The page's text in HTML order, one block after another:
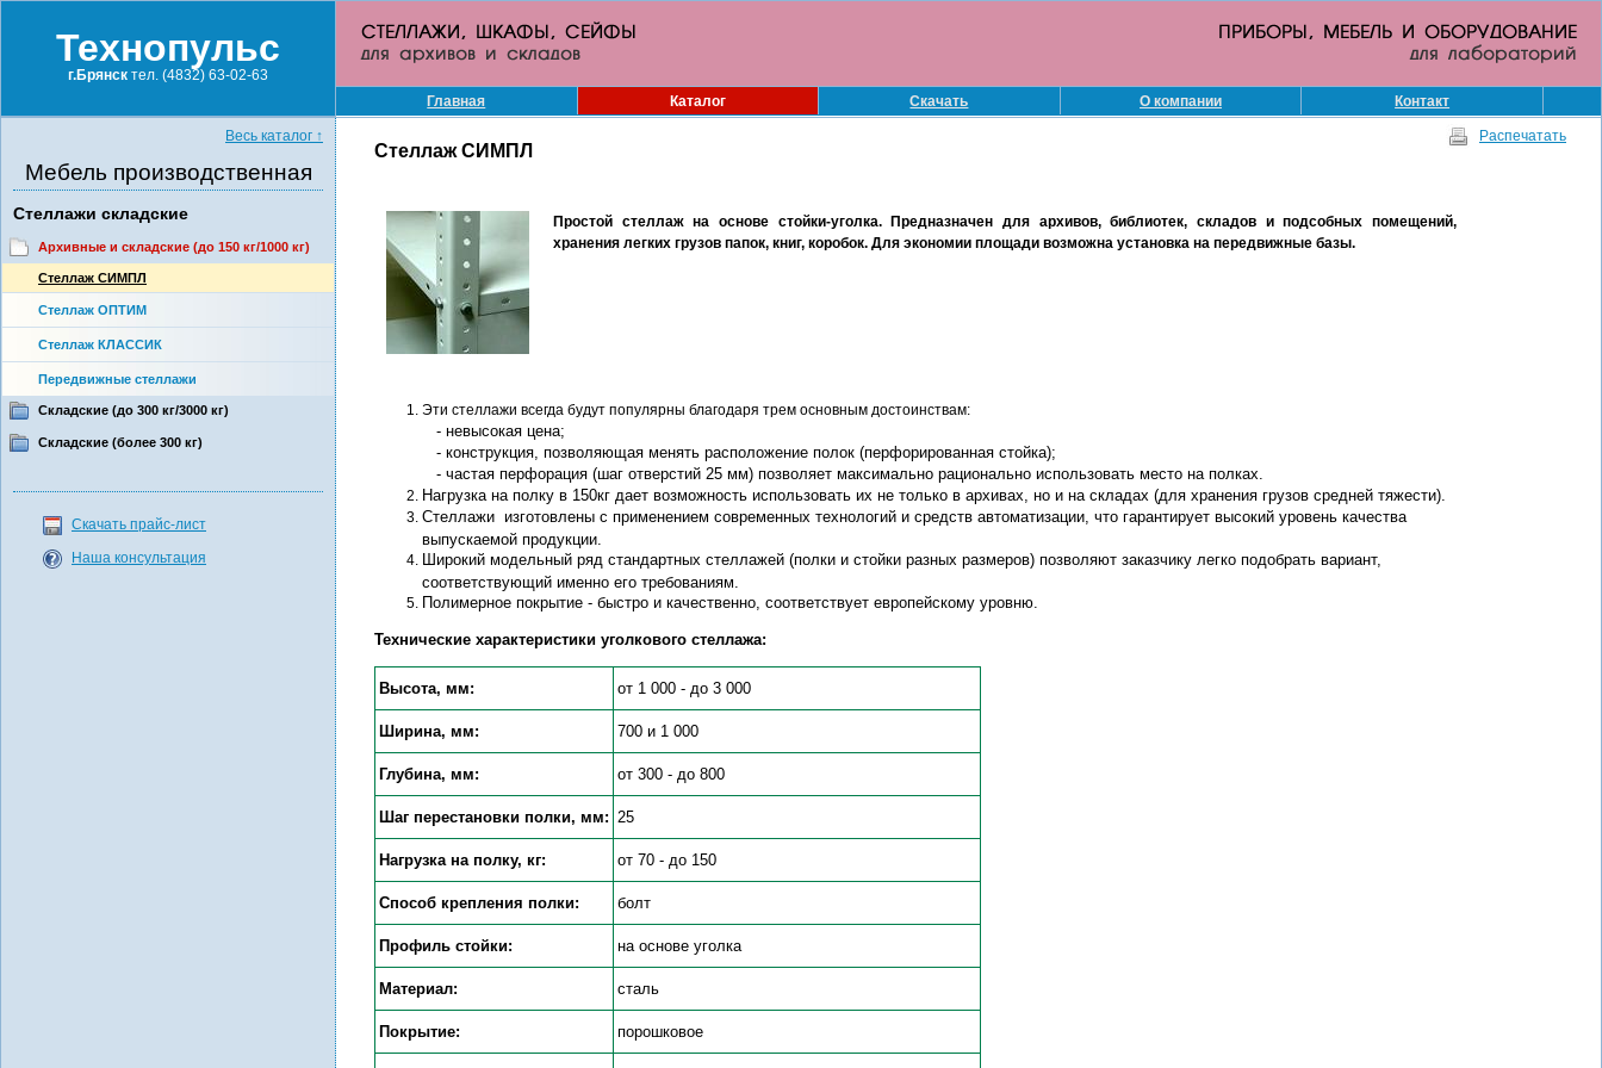
Технопульс
г.Брянск тел. (4832) 63-02-63
Главная
Каталог Скачать О компании Контакт
Весь каталог ↑
Мебель производственная
Стеллажи складские
Архивные и складские (до 150 кг/1000 кг)
Cтеллаж СИМПЛ
Стеллаж ОПТИМ
Стеллаж КЛАССИК
Передвижные стеллажи
Складские (до 300 кг/3000 кг)
Складские (более 300 кг)
Скачать прайс-лист
Наша консультация
Cтеллаж СИМПЛ
Распечатать
Простой стеллаж на основе стойки-уголка. Предназначен для архивов, библиотек, складов и подсобных помещений,
хранения легких грузов папок, книг, коробок. Для экономии площади возможна установка на передвижные базы.
Эти стеллажи всегда будут популярны благодаря трем основным достоинствам:
- невысокая цена;
- конструкция, позволяющая менять расположение полок (перфорированная стойка);
- частая перфорация (шаг отверстий 25 мм) позволяет максимально рационально использовать место на полках.
Нагрузка на полку в 150кг дает возможность использовать их не только в архивах, но и на складах (для хранения грузов средней тяжести).
Стеллажи изготовлены с применением современных технологий и средств автоматизации, что гарантирует высокий уровень качества
выпускаемой продукции.
Широкий модельный ряд стандартных стеллажей (полки и стойки разных размеров) позволяют заказчику легко подобрать вариант,
соответствующий именно его требованиям.
Полимерное покрытие - быстро и качественно, соответствует европейскому уровню.
Технические характеристики уголкового стеллажа:
Высота, мм: от 1 000 - до 3 000
Ширина, мм: 700 и 1 000
Глубина, мм: от 300 - до 800
Шаг перестановки полки, мм: 25
Нагрузка на полку, кг: от 70 - до 150
Способ крепления полки: болт
Профиль стойки: на основе уголка
Материал: сталь
Покрытие: порошковое